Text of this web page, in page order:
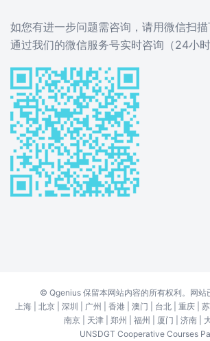
如您有进一步问题需咨询，请用微信扫
通过我们的微信服务号实时咨询（24小时
© Qgenius 保留本网站内容的所有权利。网站
上海| 北京| 深圳 广州 香港| 澳门 台北| 重庆|
南京
天津 郑州 福州 厦门 济南
UNSDGT Cooperative Courses